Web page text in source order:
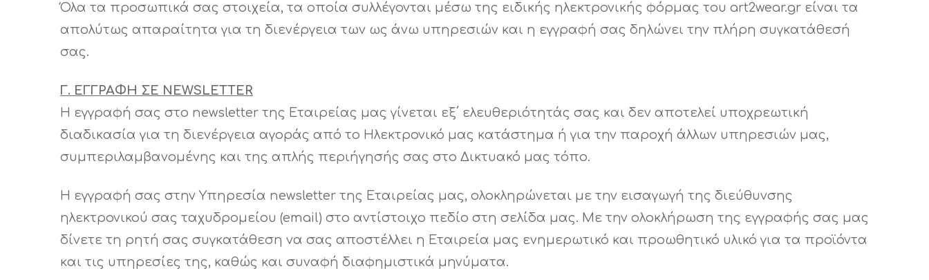
Όλα τα προσωπικά σας στοιχεία, τα οποία συλλέγονται μέσω της ειδικής ηλεκτρονικής φόρμας του art2wear.gr είναι τα
απολύτως απαραίτητα για τη διενέργεια των ως άνω υπηρεσιών και η εγγραφή σας δηλώνει την πλήρη συγκατάθεσή
σας.
Γ. ΕΓΓΡΑΦΗ ΣΕ NEWSLETTER
Η εγγραφή σας στο newsletter της Εταιρείας μας γίνεται εξ΄ ελευθεριότητάς σας και δεν αποτελεί υποχρεωτική
διαδικασία για τη διενέργεια αγοράς από το Ηλεκτρονικό μας κατάστημα ή για την παροχή άλλων υπηρεσιών μας,
συμπεριλαμβανομένης και της απλής περιήγησής σας στο Δικτυακό μας τόπο.
Η εγγραφή σας στην Υπηρεσία newsletter της Εταιρείας μας, ολοκληρώνεται με την εισαγωγή της διεύθυνσης
ηλεκτρονικού σας ταχυδρομείου (email) στο αντίστοιχο πεδίο στη σελίδα μας. Με την ολοκλήρωση της εγγραφής σας μας
δίνετε τη ρητή σας συγκατάθεση να σας αποστέλλει η Εταιρεία μας ενημερωτικό και προωθητικό υλικό για τα προϊόντα
και τις υπηρεσίες της, καθώς και συναφή διαφημιστικά μηνύματα.